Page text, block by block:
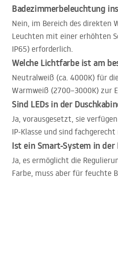
Badezimmerbeleuchtung
Nein, im Bereich des direkten
Leuchten mit einer erhöhten
IP65) erforderlich.
Welche Lichtfarbe ist am
Neutralweiß (ca. 4000K) für
Warmweiß (2700–3000K) zur
Sind LEDs in der
Ja, vorausgesetzt, sie
IP-Klasse und sind
Ist ein Smart-System in der
Ja, es ermöglicht die
Farbe, muss aber für feuchte